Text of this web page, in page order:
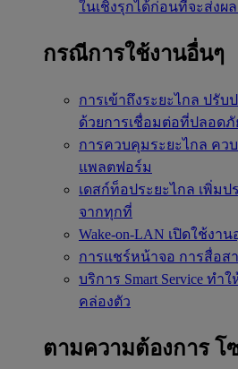
ในเชิงรุกได้ก่อนที่จะส่ง
กรณีการใช้งานอื่นๆ
การเข้าถึงระยะไกล ปรับ
ด้วยการเชื่อมต่อที่ปลอดภั
การควบคุมระยะไกล คว
แพลตฟอร์ม
เดสก์ท็อประยะไกล เพิ่มป
จากทุกที่
Wake-on-LAN เปิดใช้งา
การแชร์หน้าจอ การสื่อส
บริการ Smart Service ทำใ
คล่องตัว
ตามความต้องการ โ